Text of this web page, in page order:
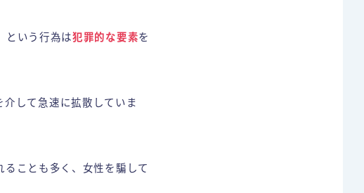
という行為は犯罪的な要素を
して急速に拡散していま
ることも多く、女性を騙して